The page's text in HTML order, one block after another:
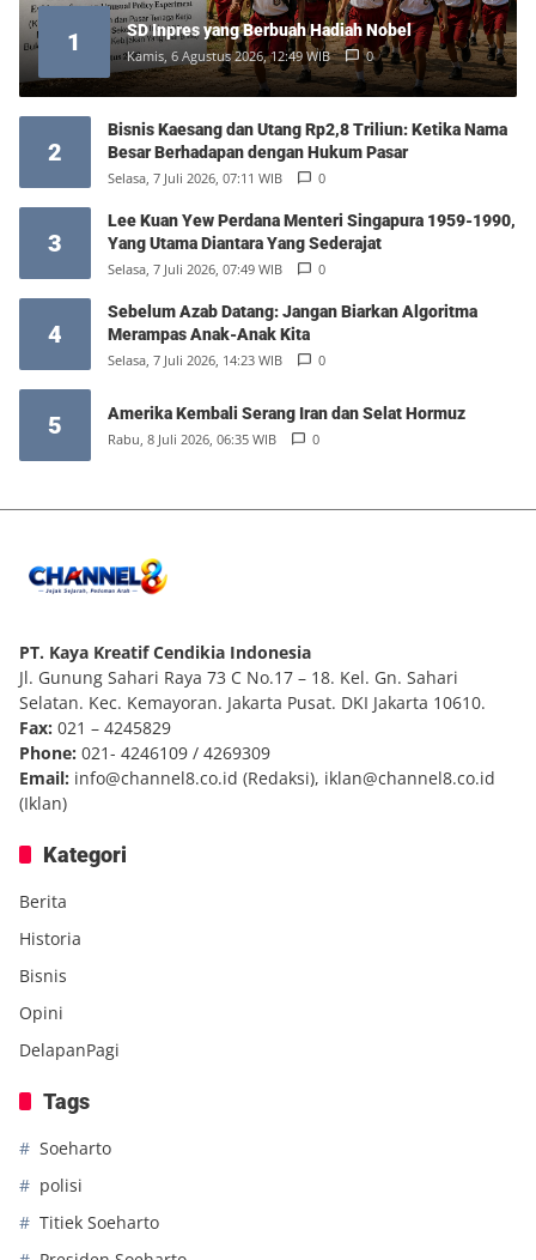
1 SD Inpres yang Berbuah Hadiah Nobel
Kamis, 6 Agustus 2026, 12:49 WIB 0
2
Bisnis Kaesang dan Utang Rp2,8 Triliun: Ketika Nama
Besar Berhadapan dengan Hukum Pasar
Selasa, 7 Juli 2026, 07:11 WIB 0
3
Lee Kuan Yew Perdana Menteri Singapura 1959-1990,
Yang Utama Diantara Yang Sederajat
Selasa, 7 Juli 2026, 07:49 WIB 0
4
Sebelum Azab Datang: Jangan Biarkan Algoritma
Merampas Anak-Anak Kita
Selasa, 7 Juli 2026, 14:23 WIB 0
5 Amerika Kembali Serang Iran dan Selat Hormuz
Rabu, 8 Juli 2026, 06:35 WIB 0
PT. Kaya Kreatif Cendikia Indonesia
Jl. Gunung Sahari Raya 73 C No.17 – 18. Kel. Gn. Sahari
Selatan. Kec. Kemayoran. Jakarta Pusat. DKI Jakarta 10610.
Fax: 021 – 4245829
Phone: 021- 4246109 / 4269309
Email: info@channel8.co.id (Redaksi), iklan@channel8.co.id
(Iklan)
Kategori
Berita
Historia
Bisnis
Opini
DelapanPagi
Tags
Soeharto
polisi
Titiek Soeharto